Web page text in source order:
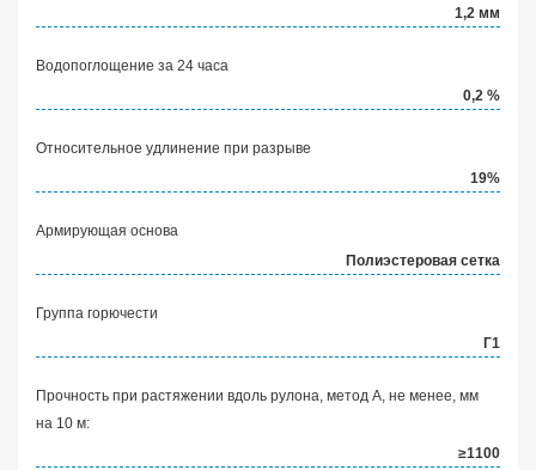
1,2 мм
Водопоглощение за 24 часа
0,2 %
Относительное удлинение при разрыве
19%
Армирующая основа
Полиэстеровая сетка
Группа горючести
Г1
Прочность при растяжении вдоль рулона, метод А, не менее, мм
на 10 м:
≥1100